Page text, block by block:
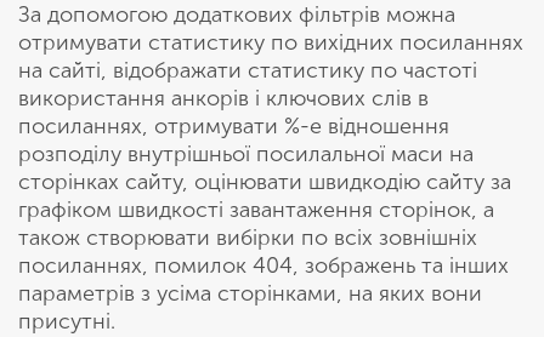
За допомогою додаткових фільтрів можна
отримувати статистику по вихідних посиланнях
на сайті, відображати статистику по частоті
використання анкорів і ключових слів в
посиланнях, отримувати %-е відношення
розподілу внутрішньої посилальної маси на
сторінках сайту, оцінювати швидкодію сайту за
графіком швидкості завантаження сторінок, а
також створювати вибірки по всіх зовнішніх
посиланнях, помилок 404, зображень та інших
параметрів з усіма сторінками, на яких вони
присутні.